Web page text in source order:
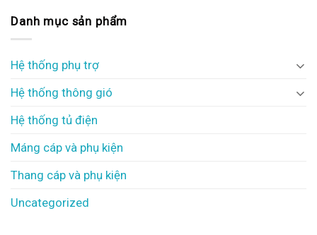
Danh mục sản phẩm
Hệ thống phụ trợ
Hệ thống thông gió
Hệ thống tủ điện
Máng cáp và phụ kiện
Thang cáp và phụ kiện
Uncategorized